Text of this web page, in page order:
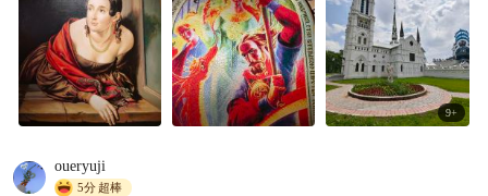
9+
oueryuji
5分超棒